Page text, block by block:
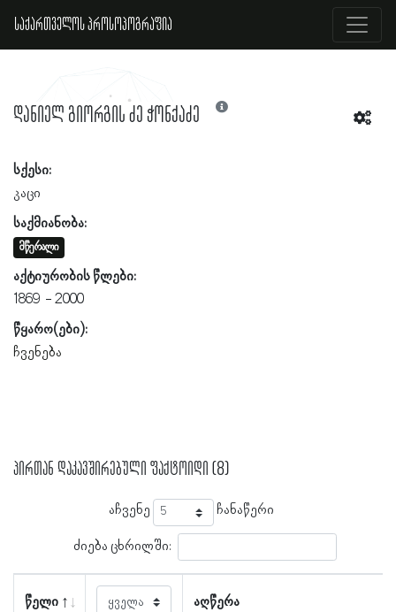
საქართველოს პროსოპოგრაფია
დანიელ გიორგის ძე ჭონქაძე
სქესი:
კაცი
საქმიანობა:
მწერალი
აქტიურობის წლები:
1869
2000
წყარო(ები):
ჩვენება
პირთან დაკავშირებული ფაქტოიდი (8)
აჩვენე ჩანაწერი
ძიება ცხრილში:
წელი აღწერა